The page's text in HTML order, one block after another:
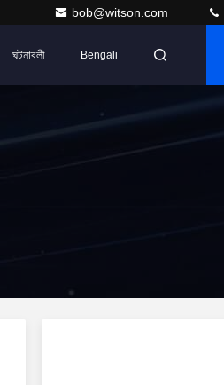
bob@witson.com
ঘটনাবলী Bengali